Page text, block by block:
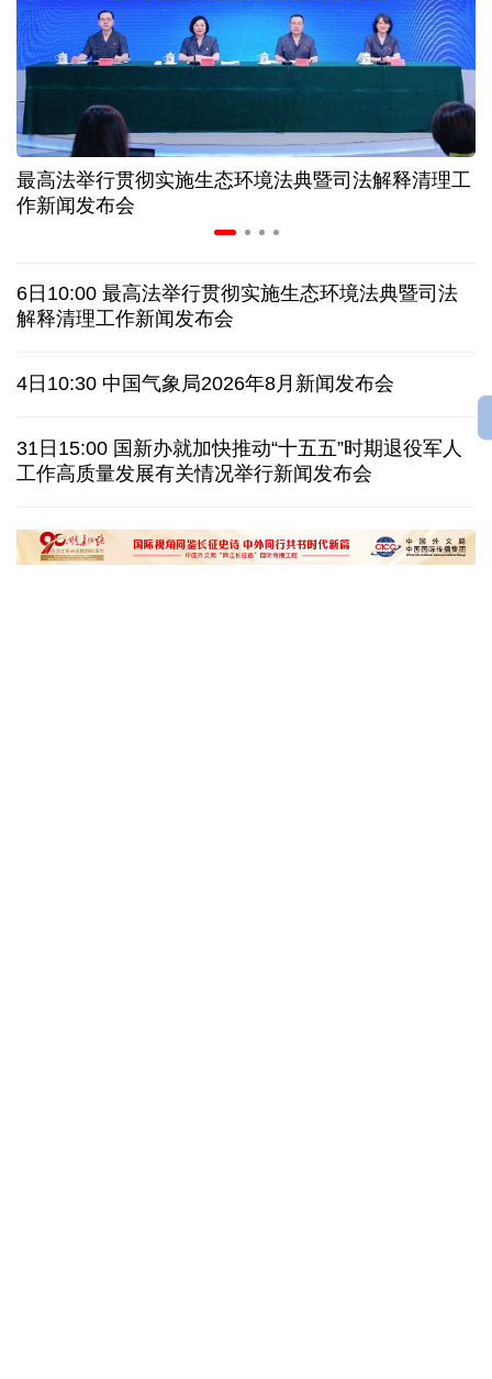
上半年我国黄金消费量511.412吨 同比增长1.23%
AI客服承诺不实、人工客服接入困难 中消协回应
数据有了“身份证” 我国正稳步推进数据产权登记
白宫否认特朗普与赫格塞思因弹药库存短缺发生争执
美媒称美国增派人手 在古巴加大力度开展情报活动
巴西降级与阿根廷关系 阿称驻巴大使将"回国休假"
韩国总统要求加速整合军校 防范再度发生军事政变
最高法举行贯彻实施生态环境法典暨司法解释清理工
作新闻发布会
6日10:00 最高法举行贯彻实施生态环境法典暨司法
解释清理工作新闻发布会
4日10:30 中国气象局2026年8月新闻发布会
31日15:00 国新办就加快推动“十五五”时期退役军人
工作高质量发展有关情况举行新闻发布会